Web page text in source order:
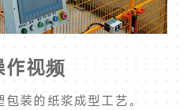
作视频
装的纸浆成型工艺。